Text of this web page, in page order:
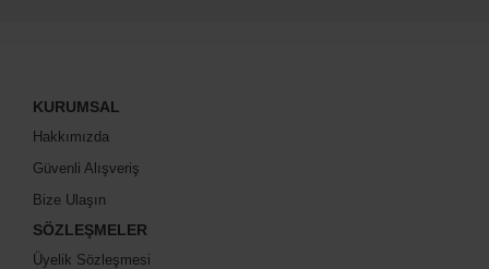
KURUMSAL
Hakkımızda
Güvenli Alışveriş
Bize Ulaşın
SÖZLEŞMELER
Üyelik Sözleşmesi